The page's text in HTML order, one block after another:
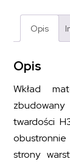
180x200
Opis
Opis
Wkład
twardości
strony